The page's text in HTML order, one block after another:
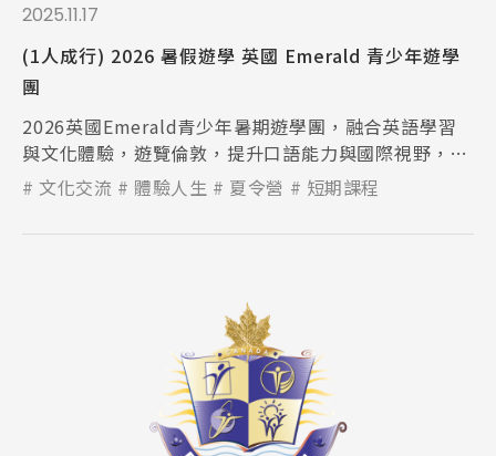
2025.11.17
(1人成行) 2026 暑假遊學 英國 Emerald 青少年遊學
團
2026英國Emerald青少年暑期遊學團，融合英語學習
與文化體驗，遊覽倫敦，提升口語能力與國際視野，打
造充實難忘的英國暑假。
文化交流 體驗人生 夏令營 短期課程